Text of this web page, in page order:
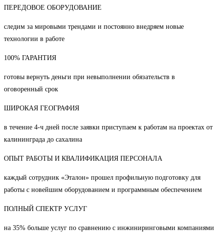
ПЕРЕДОВОЕ ОБОРУДОВАНИЕ
следим за мировыми трендами и постоянно внедряем новые
технологии в работе
100% ГАРАНТИЯ
готовы вернуть деньги при невыполнении обязательств в
оговоренный срок
ШИРОКАЯ ГЕОГРАФИЯ
в течение 4-ч дней после заявки приступаем к работам на проектах от
калининграда до сахалина
ОПЫТ РАБОТЫ И КВАЛИФИКАЦИЯ ПЕРСОНАЛА
каждый сотрудник «Эталон» прошел профильную подготовку для
работы с новейшим оборудованием и программным обеспечением
ПОЛНЫЙ СПЕКТР УСЛУГ
на 35% больше услуг по сравнению с инжиниринговыми компаниями